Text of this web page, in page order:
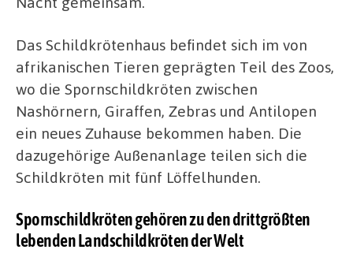
Das Schildkrötenhaus befindet sich im von
afrikanischen Tieren geprägten Teil des Zoos,
wo die Spornschildkröten zwischen
Nashörnern, Giraffen, Zebras und Antilopen
ein neues Zuhause bekommen haben. Die
dazugehörige Außenanlage teilen sich die
Schildkröten mit fünf Löffelhunden.
Spornschildkröten gehören zu den drittgrößten
lebenden Landschildkröten der Welt